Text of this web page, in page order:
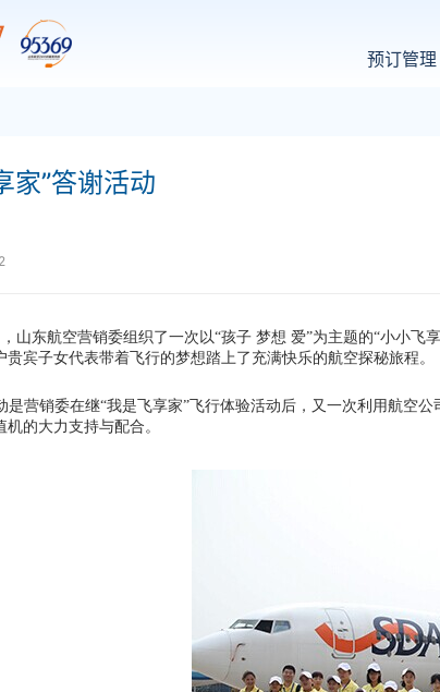
预订管理
家”答谢活动
山东航空营销委组织了一次以“孩子 梦想 爱”为主题的“小小
贵宾子女代表带着飞行的梦想踏上了充满快乐的航空探秘旅程。
是营销委在继“我是飞享家”飞行体验活动后，又一次利用航空
机的大力支持与配合。